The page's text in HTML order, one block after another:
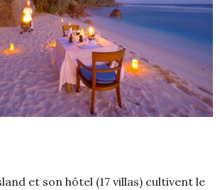
et son hôtel (17 villas) cultivent le